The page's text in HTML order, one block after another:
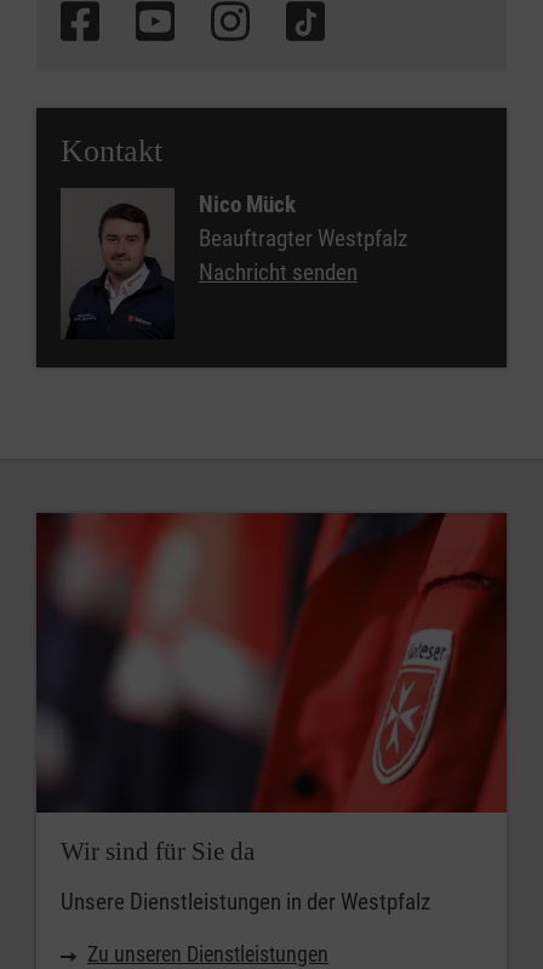
Kontakt
Nico Mück
Beauftragter Westpfalz
Nachricht senden
Wir sind für Sie da
Unsere Dienstleistungen in der Westpfalz
Zu unseren Dienstleistungen